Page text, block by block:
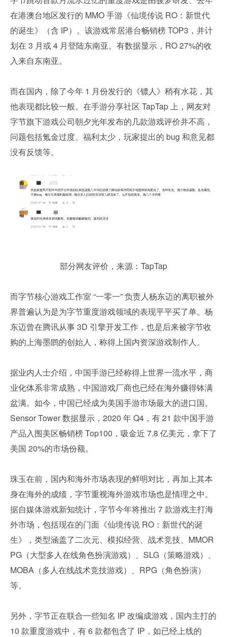
在港澳台地区发行的 MMO 手游《仙境传说 RO：新世代
的诞生》（含 IP）。该游戏常居港台畅销榜 TOP3，并计
划在 3 月或 4 月登陆东南亚。有数据显示，RO 27%的收
入来自东南亚。
而在国内，除了今年 1 月份发行的《镖人》稍有水花，其
他表现都比较一般。在手游分享社区 TapTap 上，网友对
字节旗下游戏公司朝夕光年发布的几款游戏评价并不高，
问题包括氪金过度、福利太少，玩家提出的 bug 和意见都
没有反馈等。
部分网友评价，来源：TapTap
而字节核心游戏工作室 “一零一” 负责人杨东迈的离职被外
界普遍认为是为字节重度游戏领域的表现平平买了单。杨
东迈曾在腾讯从事 3D 引擎开发工作，也是后来被字节收
购的上海墨鹍的创始人，称得上国内资深游戏制作人。
据业内人士介绍，中国手游已经称得上世界一流水平，商
业化体系非常成熟，中国游戏厂商也已经在海外赚得钵满
盆满。如今，中国已经成为美国手游市场最大的进口国。
Sensor Tower 数据显示，2020 年 Q4，有 21 款中国手游
产品入围美区畅销榜 Top100，吸金近 7.8 亿美元，拿下了
美国 20%的市场份额。
珠玉在前，国内和海外市场表现的鲜明对比，再加上其本
身在海外的成绩，字节重视海外游戏市场也是情理之中。
据自媒体游戏新知统计，字节今年将推出 7 款游戏主打海
外市场，包括现在的门面《仙境传说 RO：新世代的诞
生》，类型涵盖了二次元、模拟经营、战术竞技、MMOR
PG（大型多人在线角色扮演游戏）、SLG（策略游戏）、
MOBA（多人在线战术竞技游戏）、RPG（角色扮演）
等。
另外，字节正在联合一些知名 IP 改编成游戏，国内主打的
10 款重度游戏中，有 6 款都包含了 IP，如已经上线的